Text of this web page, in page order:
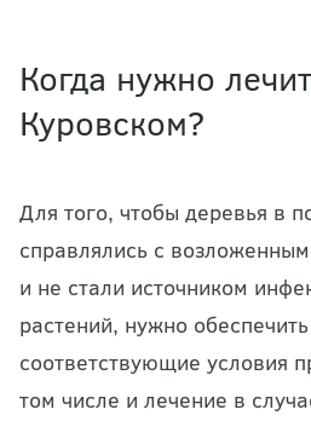
Когда нужно
Куровском?
Для того, чтобы деревья в
справлялись с
и не стали источником
растений, нужно
соответствующие условия
том числе и лечение в